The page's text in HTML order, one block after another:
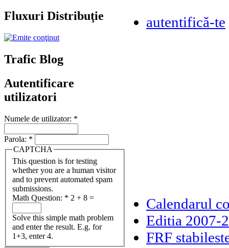
Fluxuri Distribuţie
Trafic Blog
Autentificare
utilizatori
Numele de utilizator: *
Parola: *
CAPTCHA
This question is for testing
whether you are a human visitor
and to prevent automated spam
submissions.
Math Question: * 2 + 8 =
Solve this simple math problem
and enter the result. E.g. for
1+3, enter 4.
autentifică-te
Calendarul
Editia 2007-
FRF